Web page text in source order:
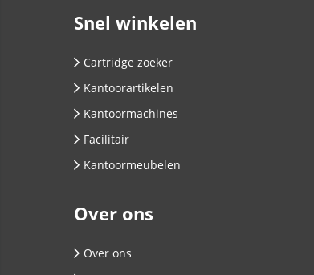
Snel winkelen
Cartridge zoeker
Kantoorartikelen
Kantoormachines
Facilitair
Kantoormeubelen
Over ons
Over ons